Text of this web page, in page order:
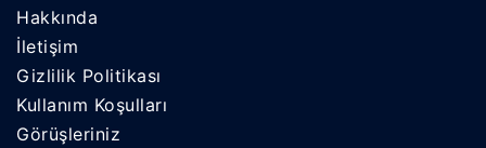
Hakkında
İletişim
Gizlilik Politikası
Kullanım Koşulları
Görüşleriniz